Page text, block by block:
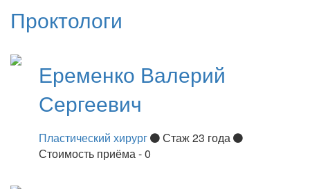
Проктологи
Еременко Валерий
Сергеевич
Пластический хирург
Стаж 23 года
Стоимость приёма - 0